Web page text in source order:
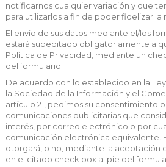
notificarnos cualquier variación y que
para utilizarlos a fin de poder fidelizar la
El envío de sus datos mediante el/los
estará supeditado obligatoriamente a
Política de Privacidad, mediante un
del formulario.
De acuerdo con lo establecido en la
la Sociedad de la Información y el
artículo 21, pedimos su consentimiento
comunicaciones publicitarias que
interés, por correo electrónico o por
comunicación electrónica equivalente.
otorgará, o no, mediante la aceptación
en el citado check box al pie del